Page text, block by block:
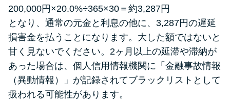
200,000円×20.0%÷365×30＝約3,287円
となり、通常の元金と利息の他に、3,287円の遅延
損害金を払うことになります。大した額ではないと
甘く見ないでください。2ヶ月以上の延滞や滞納が
あった場合は、個人信用情報機関に「金融事故情報
（異動情報）」が記録されてブラックリストとして
扱われる可能性があります。